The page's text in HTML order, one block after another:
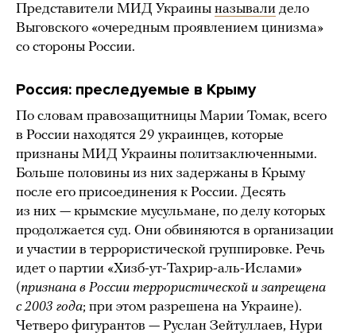
Представители МИД Украины называли дело
Выговского «очередным проявлением цинизма»
со стороны России.
Россия: преследуемые в Крыму
По словам правозащитницы Марии Томак, всего
в России находятся 29 украинцев, которые
признаны МИД Украины политзаключенными.
Больше половины из них задержаны в Крыму
после его присоединения к России. Десять
из них — крымские мусульмане, по делу которых
продолжается суд. Они обвиняются в организации
и участии в террористической группировке. Речь
идет о партии «Хизб-ут-Тахрир-аль-Ислами»
(признана в России террористической и запрещена
с 2003 года; при этом разрешена на Украине).
Четверо фигурантов — Руслан Зейтуллаев, Нури